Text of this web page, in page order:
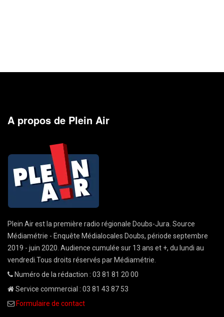
A propos de Plein Air
Plein Air est la première radio régionale Doubs-Jura. Source
Médiamétrie - Enquête Médialocales Doubs, période septembre
2019 - juin 2020. Audience cumulée sur 13 ans et +, du lundi au
vendredi.Tous droits réservés par Médiamétrie.
Numéro de la rédaction : 03 81 81 20 00
Service commercial : 03 81 43 87 53
Formulaire de contact